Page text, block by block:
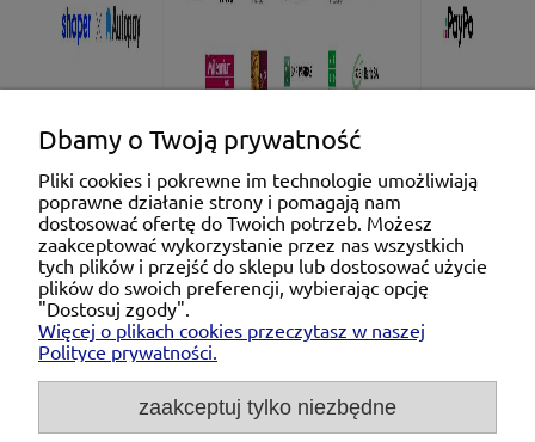
Pomoc
Moje konto
Płatności i dostawa
O nas
Dbamy o Twoją prywatność
Pliki cookies i pokrewne im technologie umożliwiają
poprawne działanie strony i pomagają nam
dostosować ofertę do Twoich potrzeb. Możesz
zaakceptować wykorzystanie przez nas wszystkich
tych plików i przejść do sklepu lub dostosować użycie
plików do swoich preferencji, wybierając opcję
"Dostosuj zgody".
Więcej o plikach cookies przeczytasz w naszej
Polityce prywatności.
zaakceptuj tylko niezbędne